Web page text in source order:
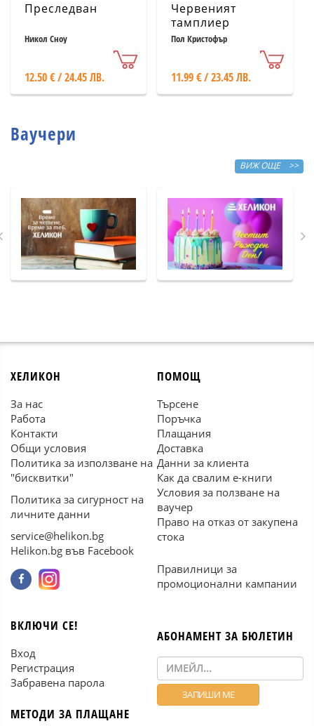
Преследван
Никол Сноу
12.50 € / 24.45 ЛВ.
Червеният
тамплиер
Пол Кристофър
11.99 € / 23.45 ЛВ.
Ваучери
ВИЖ ОЩЕ >>
ХЕЛИКОН
За нас
Работа
Контакти
Общи условия
Политика за използване на
"бисквитки"
Политика за сигурност на
личните данни
service@helikon.bg
Helikon.bg във Facebook
ПОМОЩ
Търсене
Поръчка
Плащания
Доставка
Данни за клиента
Как да свалим е-книги
Условия за ползване на
ваучер
Право на отказ от закупена
стока
Правилници за
промоционални кампании
ВКЛЮЧИ СЕ!
Вход
Регистрация
Забравена парола
МЕТОДИ ЗА ПЛАЩАНЕ
АБОНАМЕНТ ЗА БЮЛЕТИН